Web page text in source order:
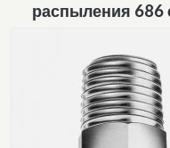
распыления 686